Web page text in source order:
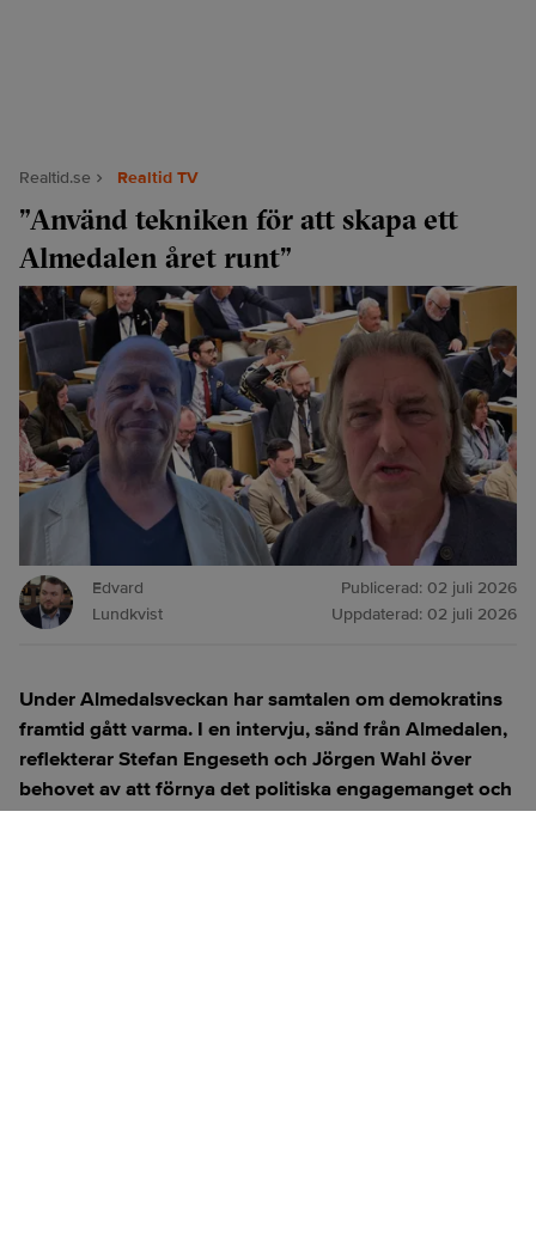
Realtid.se Realtid TV
”Använd tekniken för att skapa ett
Almedalen året runt”
Edvard
Lundkvist
Publicerad: 02 juli 2026
Uppdaterad: 02 juli 2026
Under Almedalsveckan har samtalen om demokratins
framtid gått varma. I en intervju, sänd från Almedalen,
reflekterar Stefan Engeseth och Jörgen Wahl över
behovet av att förnya det politiska engagemanget och
hur modern teknik kan användas för att överbrygga